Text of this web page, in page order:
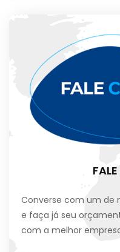
Converse com um de
e faça já seu
com a melhor